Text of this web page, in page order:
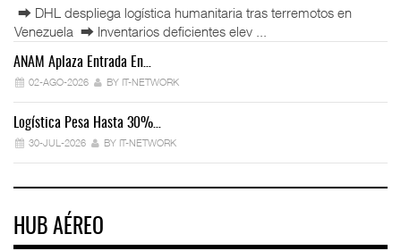
⮕ DHL despliega logística humanitaria tras terremotos en
Venezuela ⮕ Inventarios deficientes elev ...
ANAM Aplaza Entrada En…
02-AGO-2026 BY IT-NETWORK
Logística Pesa Hasta 30%…
30-JUL-2026 BY IT-NETWORK
HUB AÉREO